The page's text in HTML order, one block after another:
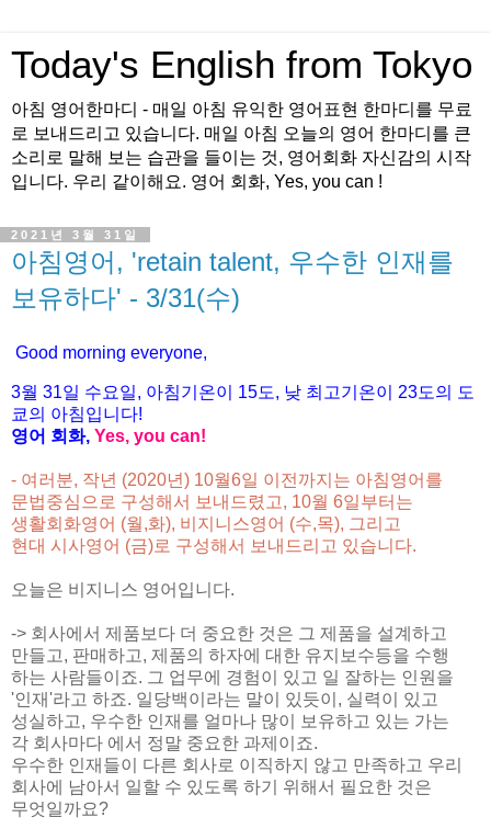
Today's English from Tokyo
아침 영어한마디 - 매일 아침 유익한 영어표현 한마디를 무료
로 보내드리고 있습니다. 매일 아침 오늘의 영어 한마디를 큰
소리로 말해 보는 습관을 들이는 것, 영어회화 자신감의 시작
입니다. 우리 같이해요. 영어 회화, Yes, you can !
2021년 3월 31일
아침영어, 'retain talent, 우수한 인재를
보유하다' - 3/31(수)
Good morning everyone,
3월 31일 수요일, 아침기온이 15도, 낮 최고기온이
23도의 도
쿄의 아침입니다!
영어 회화, Yes, you can!
- 여러분, 작년 (2020년) 10월6일 이전까지는 아침영어를
문법중심으로 구성해서 보내드렸고, 10월 6일부터는
생활회화영어 (월,화), 비지니스영어 (수,목), 그리고
현대 시사영어 (금)로 구성해서 보내드리고 있습니다.
오늘은 비지니스 영어입니다.
-> 회사에서 제품보다 더 중요한 것은 그 제품을 설계하고
만들고, 판매하고, 제품의 하자에 대한 유지보수등을 수행
하는 사람들이죠. 그 업무에 경험이 있고 일 잘하는 인원을
'인재'라고 하죠. 일당백이라는 말이 있듯이, 실력이 있고
성실하고, 우수한 인재를 얼마나 많이 보유하고 있는 가는
각 회사마다 에서 정말 중요한 과제이죠.
우수한 인재들이 다른 회사로 이직하지 않고 만족하고 우리
회사에 남아서 일할 수 있도록 하기 위해서 필요한 것은
무엇일까요?